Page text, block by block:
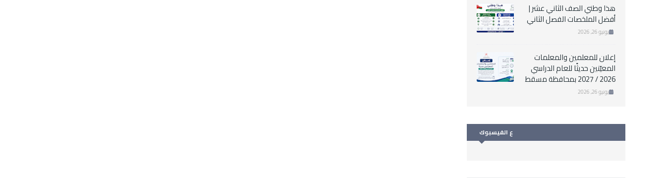
هذا وطني الصف الثاني عشر |
أفضل الملخصات الفصل الثاني
يونيو 26, 2026
إعلان للمعلمين والمعلمات
المعيّنين حديثًا للعام الدراسي
2026 / 2027 بمحافظة مسقط
يونيو 26, 2026
ع الفيسبوك